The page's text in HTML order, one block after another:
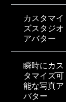
カスタマイ
ズスタジオ
アバター
瞬時にカス
タマイズ可
能な写真ア
バター